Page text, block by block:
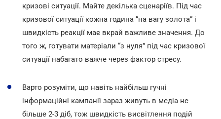
кризові ситуації. Майте декілька сценаріїв. Під час
кризової ситуації кожна година “на вагу золота” і
швидкість реакції має вкрай важливе значення. До
того ж, готувати матеріали “з нуля” під час кризової
ситуації набагато важче через фактор стресу.
Варто розуміти, що навіть найбільш гучні
інформаційні кампанії зараз живуть в медіа не
більше 2-3 діб, тож швидкість висвітлення подій